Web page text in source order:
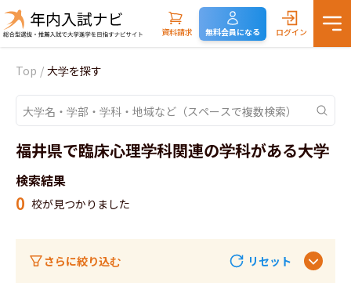
資料請求 無料会員になる ログイン
Top / 大学を探す
福井県で臨床心理学科関連の学科がある大学
検索結果
0 校が見つかりました
さらに絞り込む リセット